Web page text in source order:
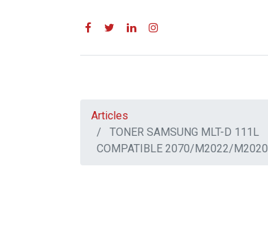
Articles
TONER SAMSUNG MLT-D 111L
COMPATIBLE 2070/M2022/M2020